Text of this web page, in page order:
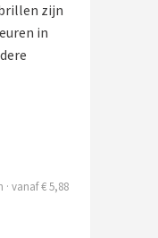
zijn
in
· vanaf € 5,88